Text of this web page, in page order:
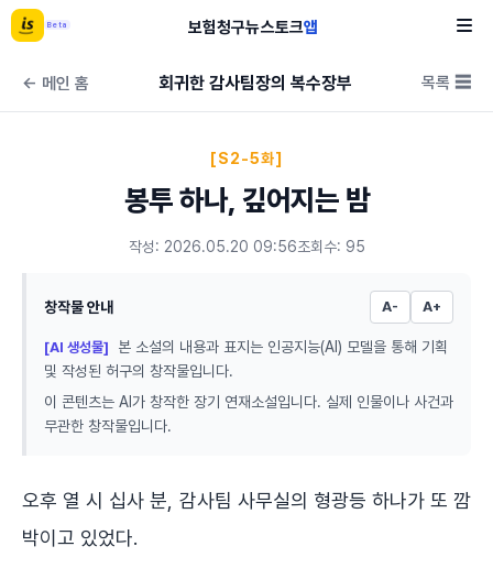
Beta 보험청구뉴스토크앱
← 메인 홈 회귀한 감사팀장의 복수장부 목록 ☰
[S2-5화]
봉투 하나, 깊어지는 밤
작성: 2026.05.20 09:56조회수: 95
창작물 안내 A- A+
[AI 생성물]
본 소설의 내용과 표지는 인공지능(AI) 모델을 통해 기획
및 작성된 허구의 창작물입니다.
이 콘텐츠는 AI가 창작한 장기 연재소설입니다. 실제 인물이나 사건과
무관한 창작물입니다.
오후 열 시 십사 분, 감사팀 사무실의 형광등 하나가 또 깜
박이고 있었다.